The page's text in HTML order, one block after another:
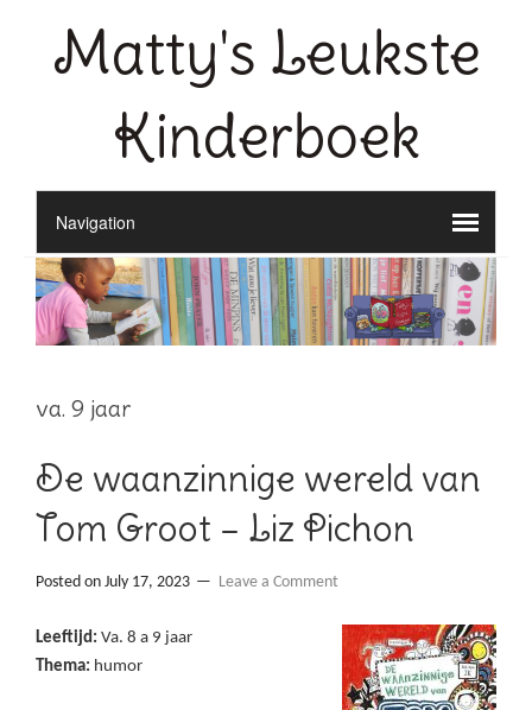
Matty's Leukste
Kinderboek
va. 9 jaar
De waanzinnige wereld van
Tom Groot – Liz Pichon
Posted on July 17, 2023 Leave a Comment
Leeftijd: Va. 8 a 9 jaar
Thema: humor